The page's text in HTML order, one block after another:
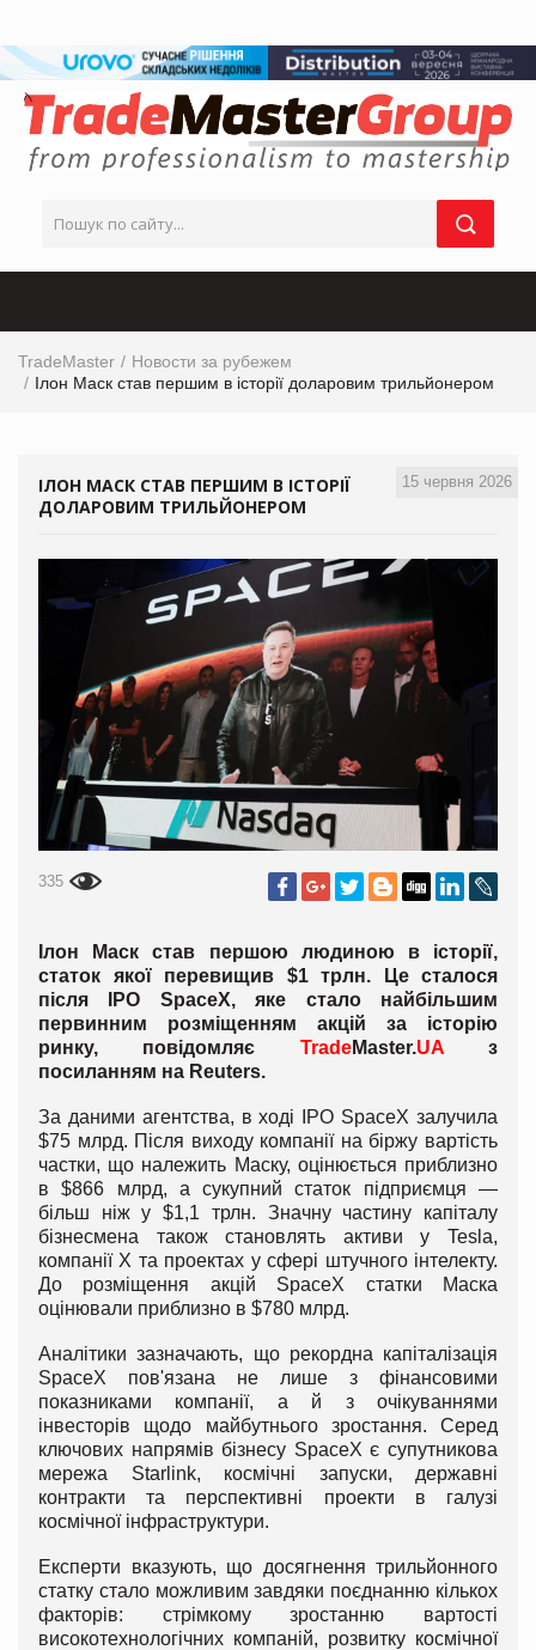
TradeMaster
Новости за рубежем
Ілон Маск став першим в історії доларовим трильйонером
15 червня 2026
ІЛОН МАСК СТАВ ПЕРШИМ В ІСТОРІЇ
ДОЛАРОВИМ ТРИЛЬЙОНЕРОМ
335
Ілон Маск став першою людиною в історії,
статок якої перевищив $1 трлн. Це сталося
після IPO SpaceX, яке стало найбільшим
первинним розміщенням акцій за історію
ринку, повідомляє TradeMaster.UAз
посиланням на Reuters.
За даними агентства, в ході IPO SpaceX залучила
$75 млрд. Після виходу компанії на біржу вартість
частки, що належить Маску, оцінюється приблизно
в $866 млрд, а сукупний статок підприємця —
більш ніж у $1,1 трлн. Значну частину капіталу
бізнесмена також становлять активи у Tesla,
компанії X та проектах у сфері штучного інтелекту.
До розміщення акцій SpaceX статки Маска
оцінювали приблизно в $780 млрд.
Аналітики зазначають, що рекордна капіталізація
SpaceX пов'язана не лише з фінансовими
показниками компанії, а й з очікуваннями
інвесторів щодо майбутнього зростання. Серед
ключових напрямів бізнесу SpaceX є супутникова
мережа Starlink, космічні запуски, державні
контракти та перспективні проекти в галузі
космічної інфраструктури.
Експерти вказують, що досягнення трильйонного
статку стало можливим завдяки поєднанню кількох
факторів: стрімкому зростанню вартості
високотехнологічних компаній, розвитку космічної